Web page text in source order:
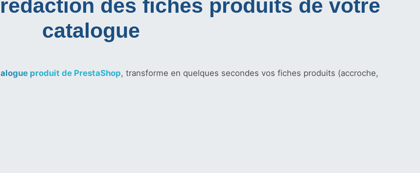
des fiches produits de votre
catalogue
produit de PrestaShop, transforme en quelques secondes vos fiches produits (accroche,